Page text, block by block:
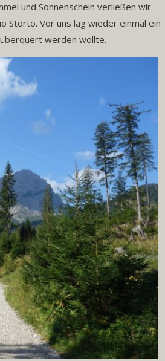
und Sonnenschein verließen wir
Storto. Vor uns lag wieder einmal ein
werden wollte.